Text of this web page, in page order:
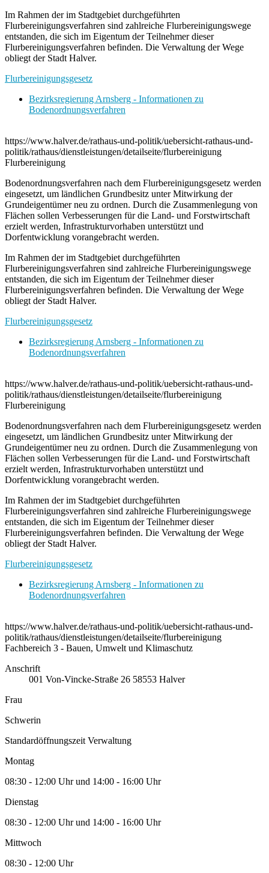
Im Rahmen der im Stadtgebiet durchgeführten
Flurbereinigungsverfahren sind zahlreiche Flurbereinigungswege
entstanden, die sich im Eigentum der Teilnehmer dieser
Flurbereinigungsverfahren befinden. Die Verwaltung der Wege
obliegt der Stadt Halver.
Flurbereinigungsgesetz
Bezirksregierung Arnsberg - Informationen zu
Bodenordnungsverfahren
https://www.halver.de/rathaus-und-politik/uebersicht-rathaus-und-
politik/rathaus/dienstleistungen/detailseite/flurbereinigung
Flurbereinigung
Bodenordnungsverfahren nach dem Flurbereinigungsgesetz werden
eingesetzt, um ländlichen Grundbesitz unter Mitwirkung der
Grundeigentümer neu zu ordnen. Durch die Zusammenlegung von
Flächen sollen Verbesserungen für die Land- und Forstwirtschaft
erzielt werden, Infrastrukturvorhaben unterstützt und
Dorfentwicklung vorangebracht werden.
Im Rahmen der im Stadtgebiet durchgeführten
Flurbereinigungsverfahren sind zahlreiche Flurbereinigungswege
entstanden, die sich im Eigentum der Teilnehmer dieser
Flurbereinigungsverfahren befinden. Die Verwaltung der Wege
obliegt der Stadt Halver.
Flurbereinigungsgesetz
Bezirksregierung Arnsberg - Informationen zu
Bodenordnungsverfahren
https://www.halver.de/rathaus-und-politik/uebersicht-rathaus-und-
politik/rathaus/dienstleistungen/detailseite/flurbereinigung
Flurbereinigung
Bodenordnungsverfahren nach dem Flurbereinigungsgesetz werden
eingesetzt, um ländlichen Grundbesitz unter Mitwirkung der
Grundeigentümer neu zu ordnen. Durch die Zusammenlegung von
Flächen sollen Verbesserungen für die Land- und Forstwirtschaft
erzielt werden, Infrastrukturvorhaben unterstützt und
Dorfentwicklung vorangebracht werden.
Im Rahmen der im Stadtgebiet durchgeführten
Flurbereinigungsverfahren sind zahlreiche Flurbereinigungswege
entstanden, die sich im Eigentum der Teilnehmer dieser
Flurbereinigungsverfahren befinden. Die Verwaltung der Wege
obliegt der Stadt Halver.
Flurbereinigungsgesetz
Bezirksregierung Arnsberg - Informationen zu
Bodenordnungsverfahren
https://www.halver.de/rathaus-und-politik/uebersicht-rathaus-und-
politik/rathaus/dienstleistungen/detailseite/flurbereinigung
Fachbereich 3 - Bauen, Umwelt und Klimaschutz
Anschrift
001 Von-Vincke-Straße 26 58553 Halver
Frau
Schwerin
Standardöffnungszeit Verwaltung
Montag
08:30 - 12:00 Uhr und 14:00 - 16:00 Uhr
Dienstag
08:30 - 12:00 Uhr und 14:00 - 16:00 Uhr
Mittwoch
08:30 - 12:00 Uhr